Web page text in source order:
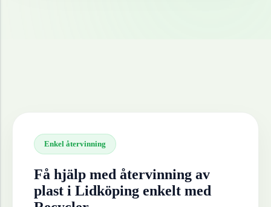
Enkel återvinning
Få hjälp med återvinning av
plast i Lidköping enkelt med